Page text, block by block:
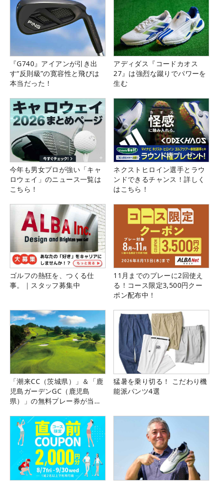
『G740』アイアンが引き出
す“反則級”の寛容性と飛びは
本当だった！
アディダス『コードカオス
27』は強烈な蹴りでパワーを
生む
今年も男女プロが強い「キャ
ロウェイ」のニュース一覧は
こちら！
ネクストヒロイン選手とラウ
ンドできるチャンス！詳しく
はこちら！
ゴルフの熱狂を、つくる仕
事。｜スタッフ募集中
11月までのプレーに2回使え
る！コース限定3,500円クー
ポン配布中！
「潮来CC（茨城県）」＆「鹿
児島ガーデンGC（鹿児島
県）」の無料プレー券が当た
猛暑を乗り切る！ こだわり機
能派パンツ4選